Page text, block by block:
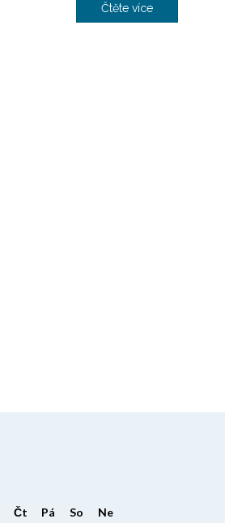
Čtěte více
Čt Pá So
Ne